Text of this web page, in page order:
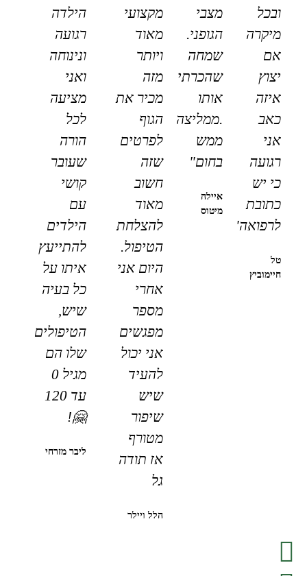
ובכל
מיקרה
אם
יצוץ
איזה
כאב
אני
רגועה
כי יש
כתובת
לרפואה"
טל
חיימוביץ
מצבי
הגופני.
שמחה
שהכרתי
אותו
.ממליצה
ממש
בחום"
איילה
מיטוס
מקצועי
מאוד
ויותר
מזה
מכיר את
הגוף
לפרטים
שזה
חשוב
מאוד
להצלחת
הטיפול.
היום אני
אחרי
מספר
מפגשים
אני יכול
להעיד
שיש
שיפור
מטורף
אז תודה
גל
הלל ויילר
הילדה
רגועה
ונינוחה
ואני
מציעה
לכל
הורה
שעובר
קושי
עם
הילדים
להתייעץ
איתו על
כל בעיה
שיש,
הטיפולים
שלו הם
מגיל 0
עד 120
🤗!
ליבר מזרחי